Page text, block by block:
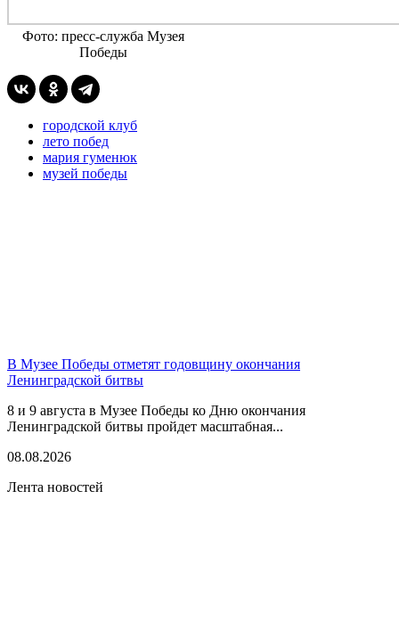
Фото: пресс-служба Музея
Победы
городской клуб
лето побед
мария гуменюк
музей победы
В Музее Победы отметят годовщину окончания
Ленинградской битвы
8 и 9 августа в Музее Победы ко Дню окончания
Ленинградской битвы пройдет масштабная...
08.08.2026
Лента новостей